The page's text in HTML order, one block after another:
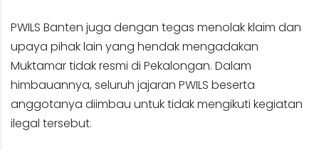
PWILS Banten juga dengan tegas menolak klaim dan
upaya pihak lain yang hendak mengadakan
Muktamar tidak resmi di Pekalongan. Dalam
himbauannya, seluruh jajaran PWILS beserta
anggotanya diimbau untuk tidak mengikuti kegiatan
ilegal tersebut.